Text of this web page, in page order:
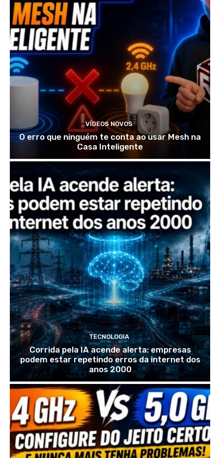
VÍDEOS NOVOS
O erro que ninguém te conta ao usar Mesh na
Casa Inteligente
TECNOLOGIA
Corrida pela IA acende alerta: empresas
podem estar repetindo erros da internet dos
anos 2000